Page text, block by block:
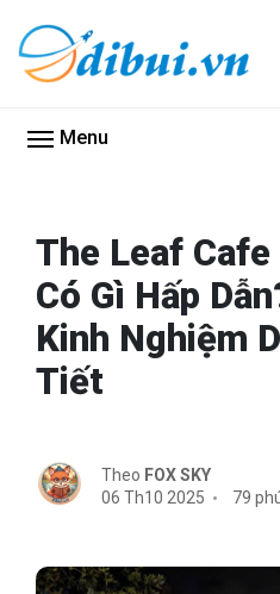
Menu
The Leaf Cafe
Có Gì Hấp
Kinh Nghiệm
Tiết
Theo FOX SKY
06 Th10 2025
79